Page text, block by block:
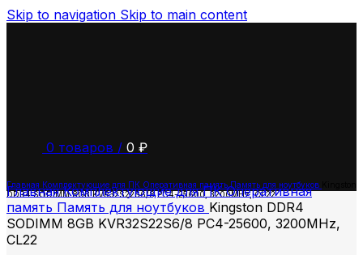
Skip to navigation Skip to main content
0 товаров / 0 ₽
Главная Комплектующие для ПК Оперативная памятьПамять для ноутбуков
DDR4 SODIMM 8GB KVR32S22S6/8 PC4-25600, 3200MHz, CL22
ГлавнаяКомплектующие для ПКОперативная
память Память для ноутбуков Kingston DDR4
SODIMM 8GB KVR32S22S6/8 PC4-25600, 3200MHz,
CL22